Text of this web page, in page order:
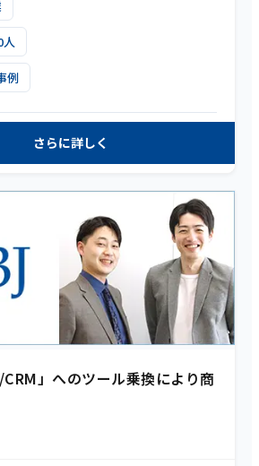
人
例
さらに詳しく
CRM」へのツール乗換により商